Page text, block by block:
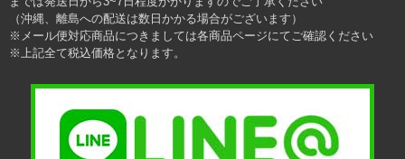
（沖縄、離島への配送は数日かかる場合がございます）
※メール便対応商品につきましては各商品ページにてご確認ください
※上記全て税込価格となります。